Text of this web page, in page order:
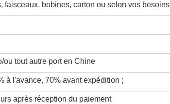
faisceaux, bobines, carton ou selon vos besoins
ou tout autre port en Chine
à l'avance, 70% avant expédition ;
après réception du paiement